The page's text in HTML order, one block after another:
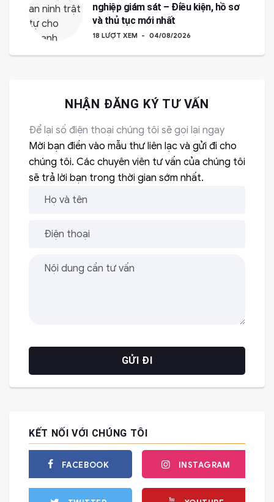
nghiệp giám sát – Điều kiện, hồ sơ
và thủ tục mới nhất
18 LƯỢT XEM 04/08/2026
NHẬN ĐĂNG KÝ TƯ VẤN
Để lại số điện thoại chúng tôi sẽ gọi lại ngay
Mời bạn điền vào mẫu thư liên lạc và gửi đi cho
chúng tôi. Các chuyên viên tư vấn của chúng tôi
sẽ trả lời bạn trong thời gian sớm nhất.
KẾT NỐI VỚI CHÚNG TÔI
FACEBOOK INSTAGRAM